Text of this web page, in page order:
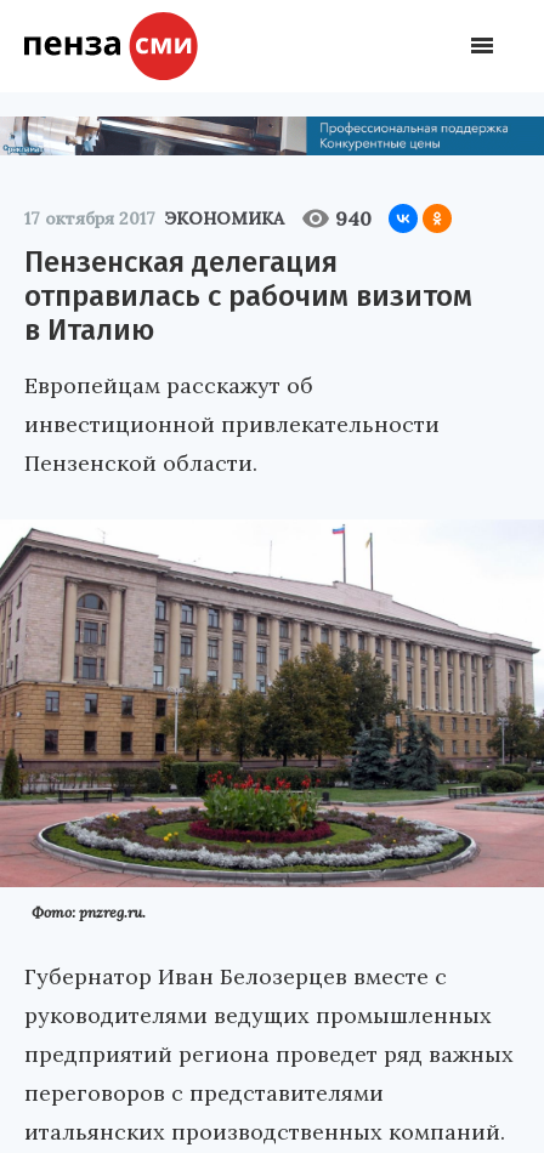
17 октября 2017 ЭКОНОМИКА 940
Пензенская делегация
отправилась с рабочим визитом
в Италию
Европейцам расскажут об
инвестиционной привлекательности
Пензенской области.
Фото: pnzreg.ru.
Губернатор Иван Белозерцев вместе с
руководителями ведущих промышленных
предприятий региона проведет ряд важных
переговоров с представителями
итальянских производственных компаний.